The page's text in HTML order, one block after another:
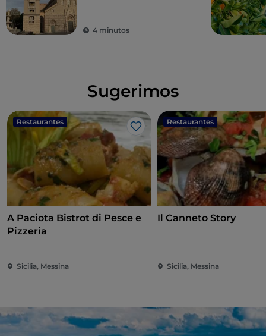
grande y complejo del
4 minutos
Sugerimos
Restaurantes
Me gusta
A Paciota Bistrot di Pesce e
Pizzeria
Sicilia, Messina
Restaurantes
Il Canneto Story
Sicilia, Messina